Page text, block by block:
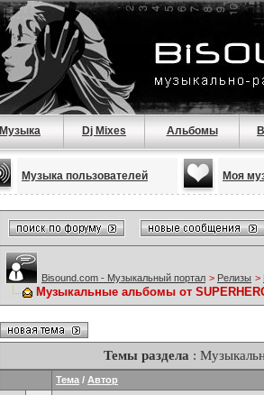
Музыка Dj Mixes Альбомы
Музыка пользователей Моя
Bisound.com - Музыкальный портал > Релизы >
Музыкальные альбомы от
Темы раздела :
Тема / Автор